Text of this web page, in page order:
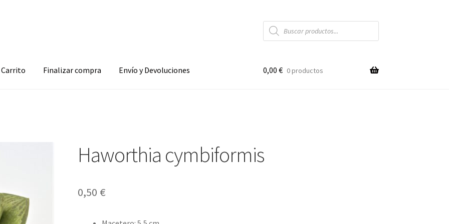
Búsqueda
de
productos
Carrito Finalizar compra Envío y Devoluciones 0,00 € 0 productos
Haworthia cymbiformis
0,50 €